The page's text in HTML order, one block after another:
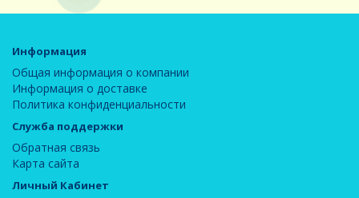
Информация
Общая информация о компании
Информация о доставке
Политика конфиденциальности
Служба поддержки
Обратная связь
Карта сайта
Личный Кабинет